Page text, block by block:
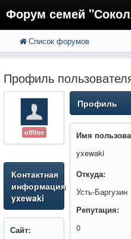
Форум семей
FAQ
Регистрация
Вход
Список форумов
Профиль
offline
Контактная
информация
yxewaki
Сайт:
Профиль
Имя
yxewaki
Откуда:
Усть-Баргузин
Репутация:
0